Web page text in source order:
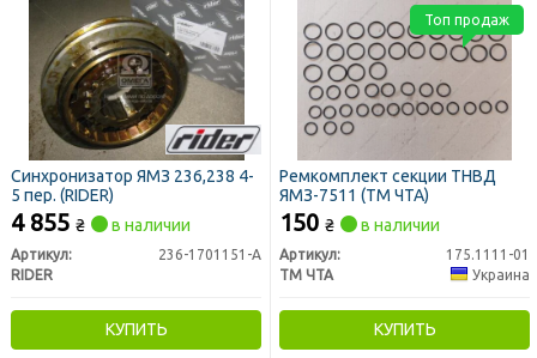
Синхронизатор ЯМЗ 236,238 4-
5 пер. (RIDER)
4 855 ₴ в наличии
Артикул:
236-1701151-А
RIDER
КУПИТЬ
Ремкомплект секции ТНВД
ЯМЗ-7511 (ТМ ЧТА)
150 ₴ в наличии
Артикул:
175.1111-01
ТМ ЧТА
Украина
КУПИТЬ
Топ продаж